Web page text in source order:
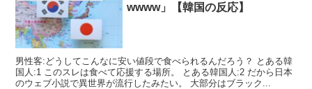
wwww」【韓国の反応】
男性客:どうしてこんなに安い値段で食べられるんだろう？ とある韓
国人:1 このスレは食べて応援する場所。 とある韓国人:2 だから日本
のウェブ小説で異世界が流行したみたい。 大部分はブラック...